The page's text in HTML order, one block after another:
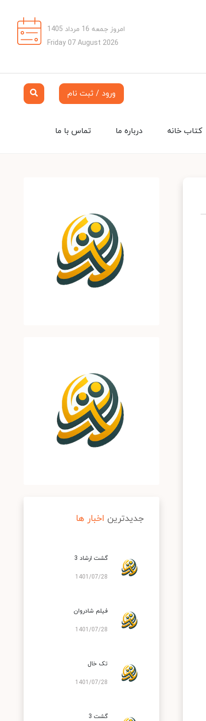
امروز جمعه 16 مرداد 1405
Friday 07 August 2026
ورود / ثبت نام
تماس با ما درباره ما کتاب خانه
جدیدترین اخبار ها
گشت ارشاد 3
1401/07/28
فیلم شادروان
1401/07/28
تک خال
1401/07/28
گشت 3